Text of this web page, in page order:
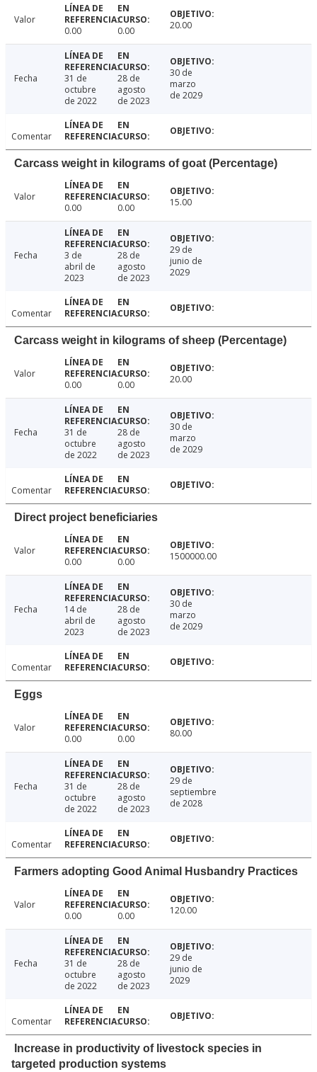
Valor
0.00
0.00 20.00
Fecha
31 de
octubre
de 2022
28 de
agosto
de 2023
30 de
marzo
de 2029
Comentar
Carcass weight in kilograms of goat (Percentage)
Valor
0.00
0.00 15.00
Fecha
3 de
abril de
2023
28 de
agosto
de 2023
29 de
junio de
2029
Comentar
Carcass weight in kilograms of sheep (Percentage)
Valor
0.00
0.00 20.00
Fecha
31 de
octubre
de 2022
28 de
agosto
de 2023
30 de
marzo
de 2029
Comentar
Direct project beneficiaries
Valor
0.00
0.00 1500000.00
Fecha
14 de
abril de
2023
28 de
agosto
de 2023
30 de
marzo
de 2029
Comentar
Eggs
Valor
0.00
0.00 80.00
Fecha
31 de
octubre
de 2022
28 de
agosto
de 2023
29 de
septiembre
de 2028
Comentar
Farmers adopting Good Animal Husbandry Practices
Valor
0.00
0.00 120.00
Fecha
31 de
octubre
de 2022
28 de
agosto
de 2023
29 de
junio de
2029
Comentar
Increase in productivity of livestock species in
targeted production systems